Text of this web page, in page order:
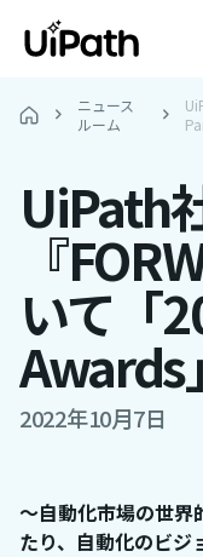
ニュース
ルーム
UiPath
『
いて「
Awards
2022年10月7日
～自動化市場の世
たり、自動化のビジ